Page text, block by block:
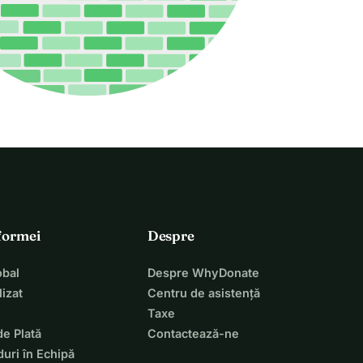
Plată
în Echipă
Despre
Despre WhyDonate
Centru de asistență
Taxe
Contactează-ne